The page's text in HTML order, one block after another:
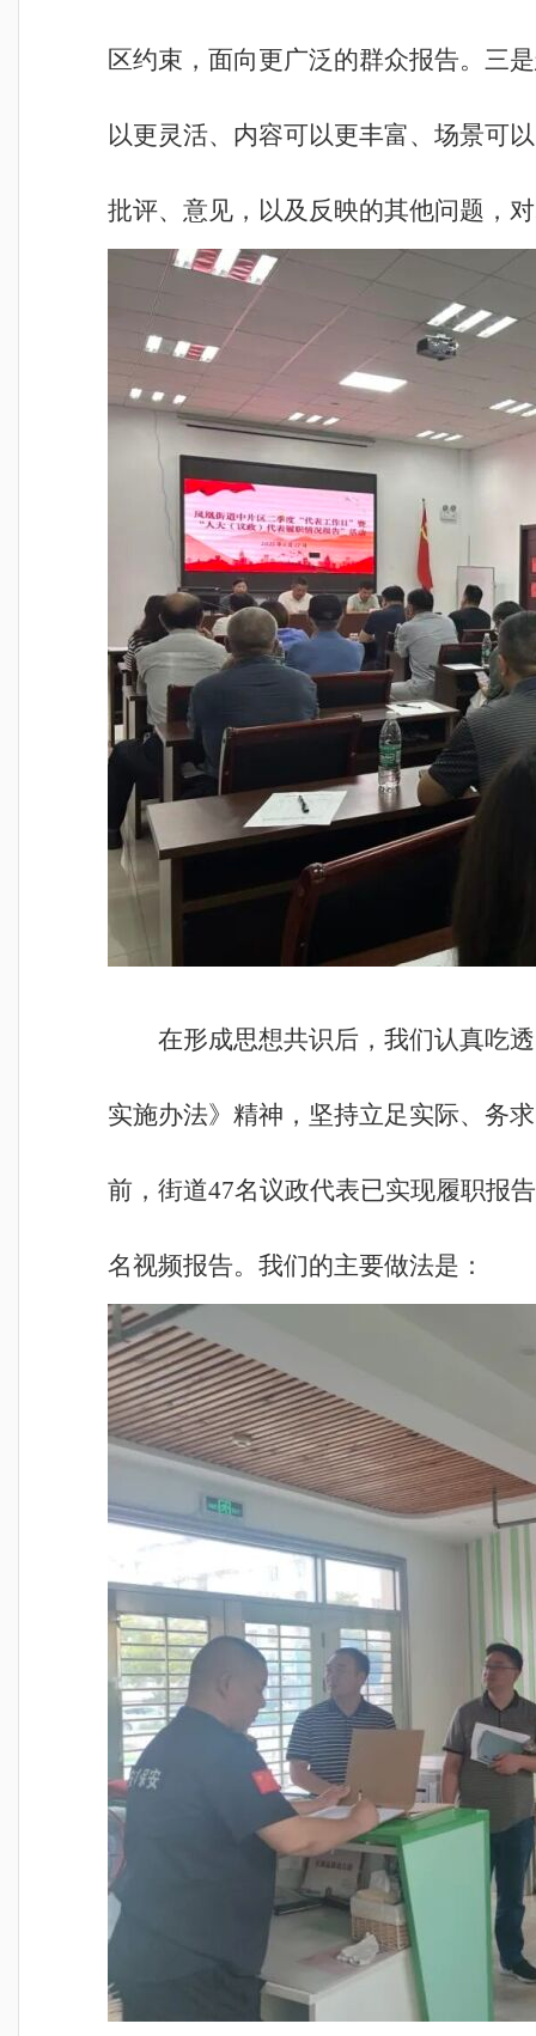
区约束，面向更广泛的群众报告。三
以更灵活、内容可以更丰富、场景可
批评、意见，以及反映的其他问题，
在形成思想共识后，我们认真吃
实施办法》精神，坚持立足实际、务
前，街道47名议政代表已实现履职报
名视频报告。我们的主要做法是：